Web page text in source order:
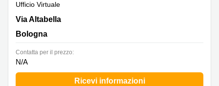
Ufficio Virtuale
Via Altabella 17, Bologna
Via Altabella
Bologna
Сontatta per il prezzo:
N/A
Ricevi informazioni